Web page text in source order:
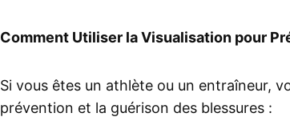
Comment Utiliser la Visualisation pour
Si vous êtes un athlète ou un entraîneur,
prévention et la guérison des blessures :